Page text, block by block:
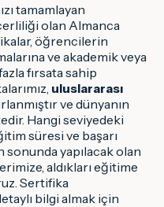
tamamlayan
olan Almanca
öğrencilerin
ve akademik veya
fırsata sahip
uluslararası
ve dünyanın
Hangi seviyedeki
süresi ve başarı
sonunda yapılacak olan
aldıkları eğitime
Sertifika
bilgi almak için